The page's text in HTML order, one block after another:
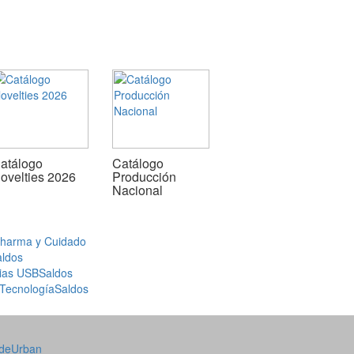
2026
Catálogo
Producción
Nacional
y Cuidado
USBSaldos
Saldos
Urban